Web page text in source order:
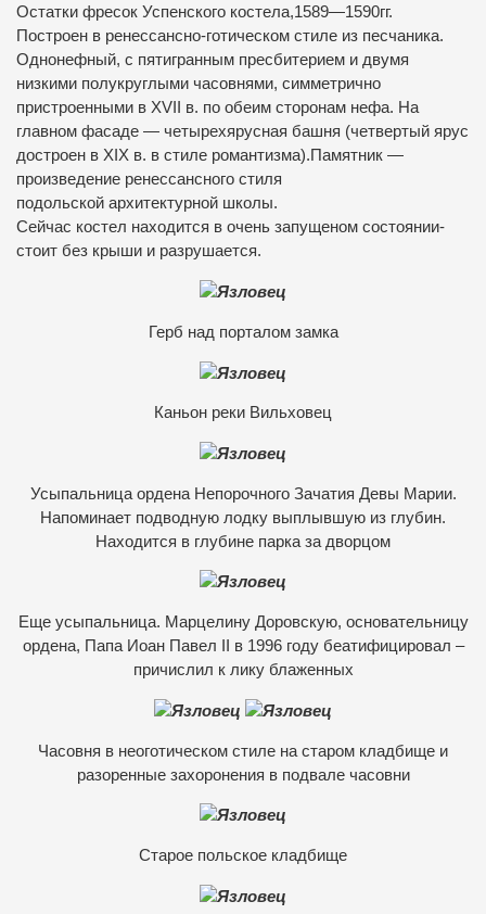
Остатки фресок Успенского костела,1589—1590гг.
Построен в ренессансно-готическом стиле из песчаника.
Однонефный, с пятигранным пресбитерием и двумя
низкими полукруглыми часовнями, симметрично
пристроенными в XVII в. по обеим сторонам нефа. На
главном фасаде — четырехярусная башня (четвертый ярус
достроен в XIX в. в стиле романтизма).Памятник —
произведение ренессансного стиля
подольской архитектурной школы.
Сейчас костел находится в очень запущеном состоянии-
стоит без крыши и разрушается.
Герб над порталом замка
Каньон реки Вильховец
Усыпальница ордена Непорочного Зачатия Девы Марии.
Напоминает подводную лодку выплывшую из глубин.
Находится в глубине парка за дворцом
Еще усыпальница. Марцелину Доровскую, основательницу
ордена, Папа Иоан Павел ІІ в 1996 году беатифицировал –
причислил к лику блаженных
Часовня в неоготическом стиле на старом кладбище и
разоренные захоронения в подвале часовни
Старое польское кладбище